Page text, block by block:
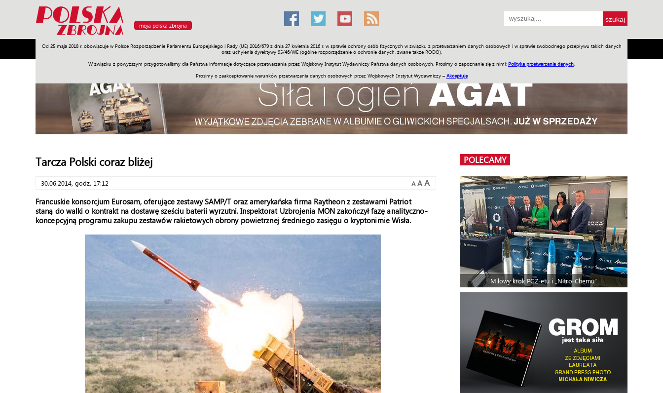
moja polska zbrojna
Od 25 maja 2018 r. obowiązuje w Polsce Rozporządzenie Parlamentu Europejskiego i Rady (UE) 2016/679 z dnia 27 kwietnia 2016 r. w sprawie ochrony osób fizycznych w związku z przetwarzaniem danych osobowych i w sprawie swobodnego przepływu takich danych
oraz uchylenia dyrektywy 95/46/WE (ogólne rozporządzenie o ochronie danych, zwane także RODO).
W związku z powyższym przygotowaliśmy dla Państwa informacje dotyczące przetwarzania przez Wojskowy Instytut Wydawniczy Państwa danych osobowych. Prosimy o zapoznanie się z nimi: Polityka przetwarzania danych
Prosimy o zaakceptowanie warunków przetwarzania danych osobowych przez Wojskowych Instytut Wydawniczy – Akceptuję
Armia Poligon Sprzęt Misje Polityka Prawo Świat Społeczność Sport Historia Galerie Wideo ENGLISH SKLEP Jednodniówki Praca w WIW
Tarcza Polski coraz bliżej
30.06.2014, godz. 17:12 A A A
Francuskie konsorcjum Eurosam, oferujące zestawy SAMP/T oraz amerykańska firma Raytheon z zestawami Patriot
staną do walki o kontrakt na dostawę sześciu baterii wyrzutni. Inspektorat Uzbrojenia MON zakończył fazę analityczno-
koncepcyjną programu zakupu zestawów rakietowych obrony powietrznej średniego zasięgu o kryptonimie Wisła.
POLECAMY
Milowy krok PGZ-etu i „Nitro-Chemu”